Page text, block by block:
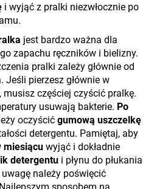
i wyjąć z pralki niezwłocznie po
jest bardzo ważna dla
zapachu ręczników i bielizny.
pralki zależy głównie od
Jeśli pierzesz głównie w
musisz częściej czyścić pralkę.
usuwają bakterie. Po
oczyścić gumową uszczelkę
detergentu. Pamiętaj, aby
miesiącu wyjąć i dokładnie
detergentu i płynu do płukania
należy poświęcić